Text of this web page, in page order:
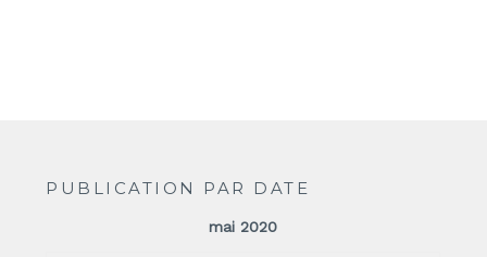
PUBLICATION PAR DATE
mai 2020